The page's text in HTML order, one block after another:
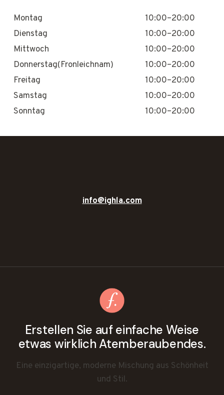
Montag
10:00–20:00
Dienstag
10:00–20:00
Mittwoch
10:00–20:00
Donnerstag(Fronleichnam)
10:00–20:00
Freitag
10:00–20:00
Samstag
10:00–20:00
Sonntag
10:00–20:00
info@ighla.com
Erstellen Sie auf einfache Weise
etwas wirklich Atemberaubendes.
Eine einzigartige, moderne Mischung aus Schönheit
und Stil.